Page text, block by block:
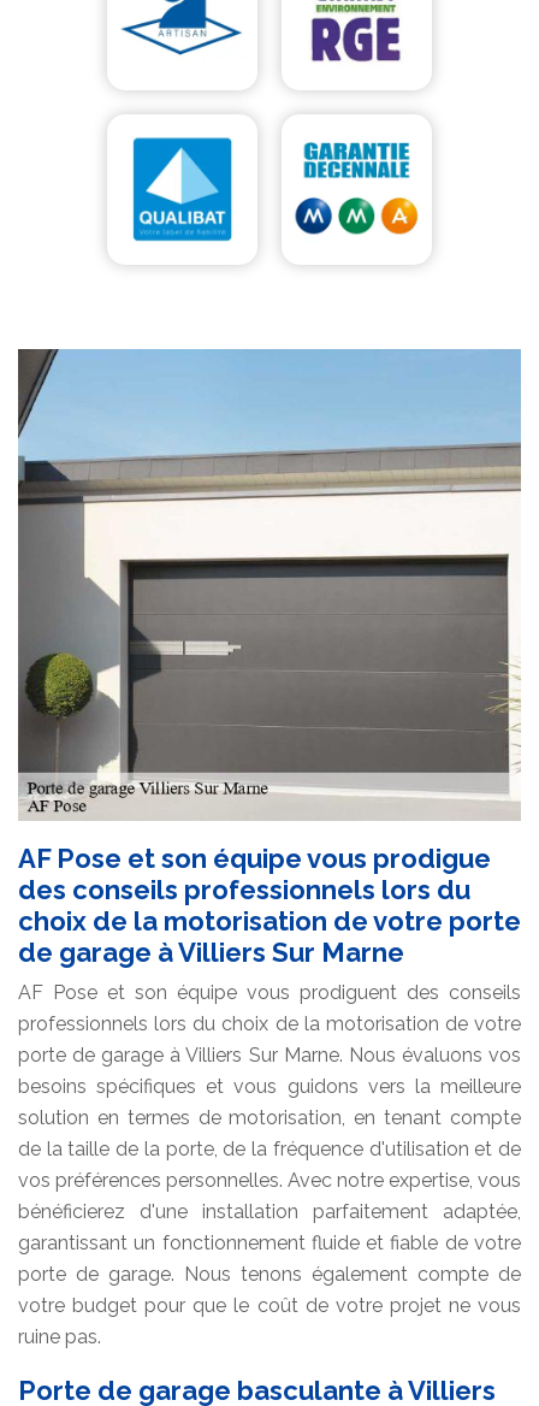
AF Pose et son équipe vous prodigue
des conseils professionnels lors du
choix de la motorisation de votre porte
de garage à Villiers Sur Marne
AF Pose et son équipe vous prodiguent des conseils
professionnels lors du choix de la motorisation de votre
porte de garage à Villiers Sur Marne. Nous évaluons vos
besoins spécifiques et vous guidons vers la meilleure
solution en termes de motorisation, en tenant compte
de la taille de la porte, de la fréquence d'utilisation et de
vos préférences personnelles. Avec notre expertise, vous
bénéficierez d'une installation parfaitement adaptée,
garantissant un fonctionnement fluide et fiable de votre
porte de garage. Nous tenons également compte de
votre budget pour que le coût de votre projet ne vous
ruine pas.
Porte de garage basculante à Villiers